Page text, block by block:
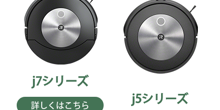
j7シリーズ
詳しくはこちら
j5シリーズ